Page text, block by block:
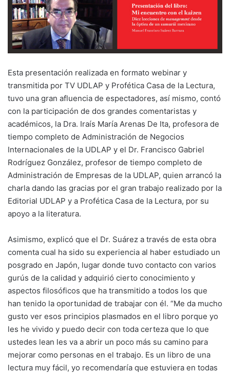
Esta presentación realizada en formato webinar y
transmitida por TV UDLAP y Profética Casa de la Lectura,
tuvo una gran afluencia de espectadores, así mismo, contó
con la participación de dos grandes comentaristas y
académicos, la Dra. Iraís María Arenas De Ita, profesora de
tiempo completo de Administración de Negocios
Internacionales de la UDLAP y el Dr. Francisco Gabriel
Rodríguez González, profesor de tiempo completo de
Administración de Empresas de la UDLAP, quien arrancó la
charla dando las gracias por el gran trabajo realizado por la
Editorial UDLAP y a Profética Casa de la Lectura, por su
apoyo a la literatura.
Asimismo, explicó que el Dr. Suárez a través de esta obra
comenta cual ha sido su experiencia al haber estudiado un
posgrado en Japón, lugar donde tuvo contacto con varios
gurús de la calidad y adquirió cierto conocimiento y
aspectos filosóficos que ha transmitido a todos los que
han tenido la oportunidad de trabajar con él. “Me da mucho
gusto ver esos principios plasmados en el libro porque yo
les he vivido y puedo decir con toda certeza que lo que
ustedes lean les va a abrir un poco más su camino para
mejorar como personas en el trabajo. Es un libro de una
lectura muy fácil, yo recomendaría que estuviera en todas